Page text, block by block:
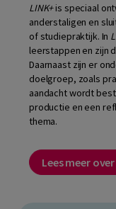
LINK+is speciaal
anderstaligen en
of studiepraktijk. In
leerstappen en zijn
Daarnaast zijn er
doelgroep, zoals
aandacht wordt
productie en een
thema.
Lees meer over